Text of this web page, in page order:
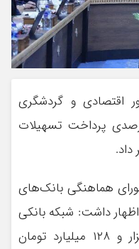
اقتصادی و گردشگری
مازندران از رشد ۴۰ درصدی پرداخت تسهیلات
هماهنگی بانک‌های
اظهار داشت: شبکه بانکی
مازندران در سال گذشته ۱۴۲ هزار و ۱۲۸ میلیارد تومان